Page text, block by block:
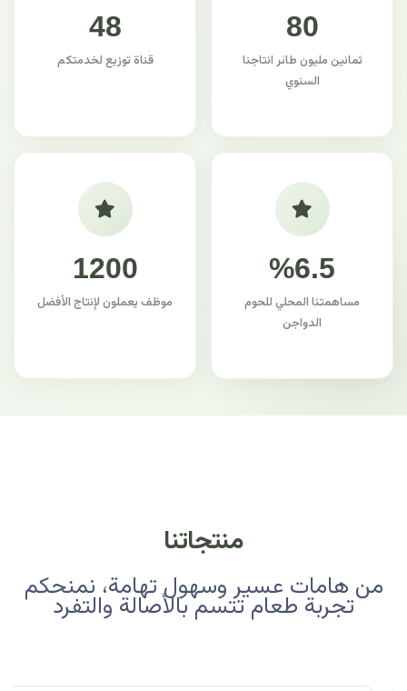
80
ثمانين مليون طائر انتاجنا
السنوي
48
قناة توزيع لخدمتكم
%6.5
مساهمتنا المحلي للحوم
الدواجن
1200
موظف يعملون لإنتاج الأفضل
منتجاتنا
من هامات عسير وسهول تهامة، نمنحكم
تجربة طعام تتسم بالأصالة والتفرد